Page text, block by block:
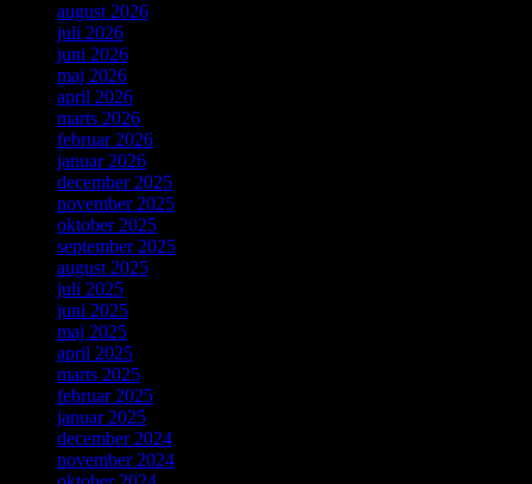
august 2026
juli 2026
juni 2026
maj 2026
april 2026
marts 2026
februar 2026
januar 2026
december 2025
november 2025
oktober 2025
september 2025
august 2025
juli 2025
juni 2025
maj 2025
april 2025
marts 2025
februar 2025
januar 2025
december 2024
november 2024